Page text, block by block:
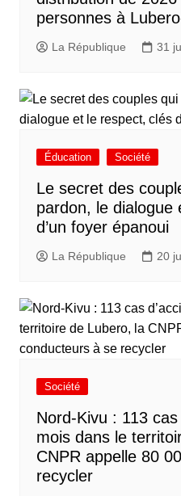
personnes à
La République 31
Éducation Société
Le secret des
pardon, le dialogue
d’un foyer épanoui
La République 20
Société
Nord-Kivu : 113
mois dans le
CNPR appelle 80
recycler